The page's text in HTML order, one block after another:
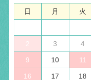
日 月 火
2 3 4
9 10 11
16 17 18